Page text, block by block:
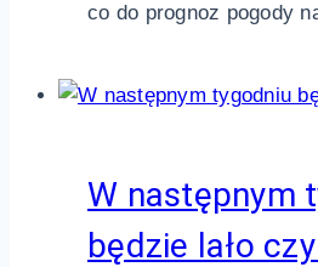
co do prognoz pogody
W następnym
będzie lało